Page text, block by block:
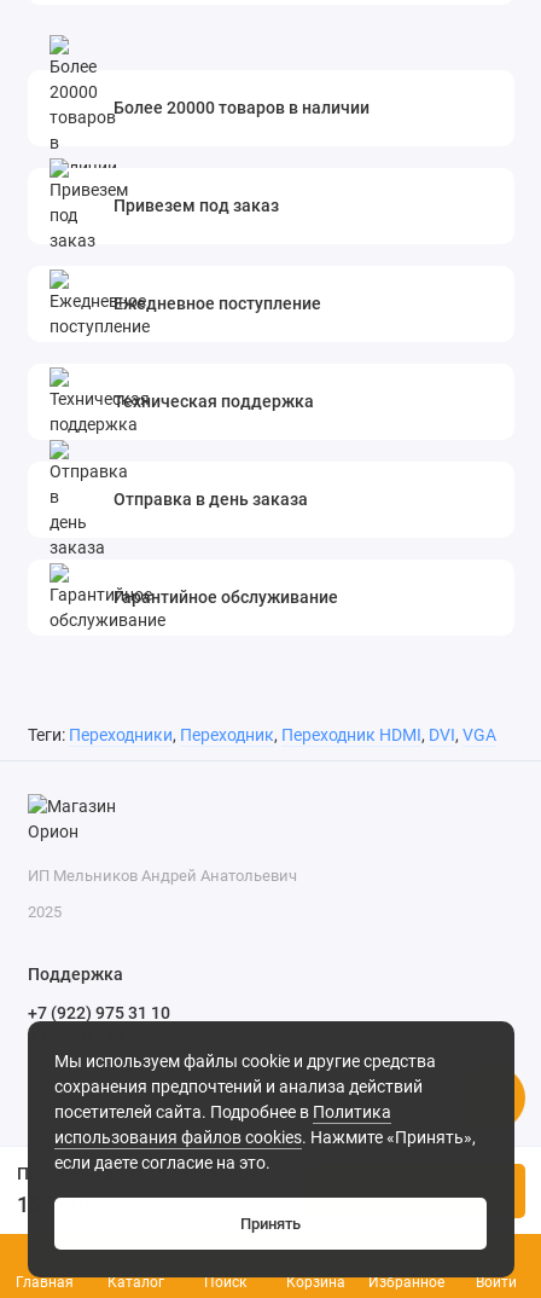
Главная Каталог Поиск Корзина
0
Избранное
Войти
155.00р.
Более 20000 товаров в наличии
Привезем под заказ
Ежедневное поступление
Техническая поддержка
Отправка в день заказа
Гарантийное обслуживание
Теги: Переходники, Переходник, Переходник HDMI, DVI, VGA
Мы используем файлы cookie и другие средства
сохранения предпочтений и анализа действий
посетителей сайта. Подробнее в Политика
использования файлов cookies. Нажмите «Принять»,
если даете согласие на это.
Принять
ИП Мельников Андрей Анатольевич
2025
Поддержка
+7 (922) 975 31 10
+7 (909) 144 34 47
пн-пт с 9-00 до 18-00 часов,
сб с 10-00 до 15-00 часов,
вс выходной
(MSK, UTC+3)